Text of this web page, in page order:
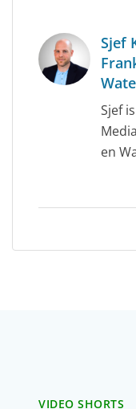
Sjef
Sjef
en
VIDEO SHORTS